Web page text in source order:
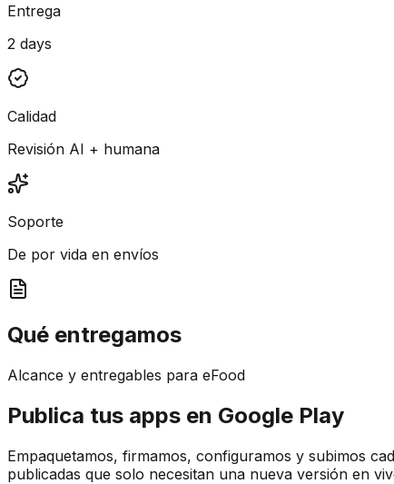
Entrega
2 days
Calidad
Revisión AI + humana
Soporte
De por vida en envíos
Qué entregamos
Alcance y entregables para eFood
Publica tus apps en Google Play
Empaquetamos, firmamos, configuramos y subimos
publicadas que solo necesitan una nueva versión en